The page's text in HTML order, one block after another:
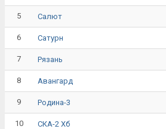
5 Салют
6 Сатурн
7 Рязань
8 Авангард
9 Родина-3
10 СКА-2 Хб